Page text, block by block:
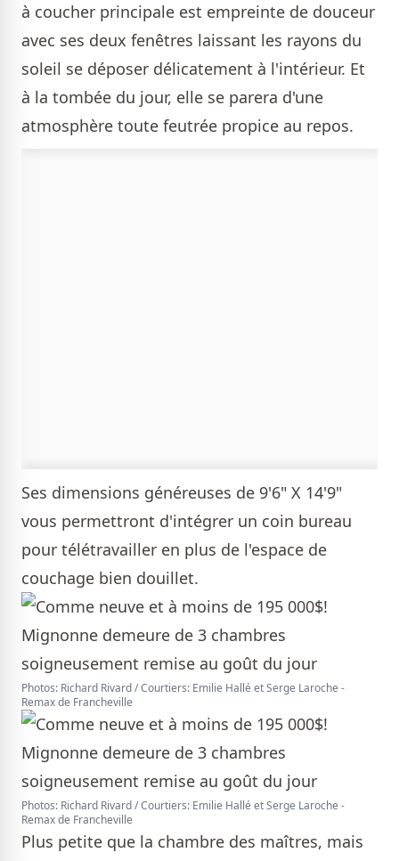
à coucher principale est empreinte de douceur
avec ses deux fenêtres laissant les rayons du
soleil se déposer délicatement à l'intérieur. Et
à la tombée du jour, elle se parera d'une
atmosphère toute feutrée propice au repos.
Ses dimensions généreuses de 9'6" X 14'9"
vous permettront d'intégrer un coin bureau
pour télétravailler en plus de l'espace de
couchage bien douillet.
Photos: Richard Rivard / Courtiers: Emilie Hallé et Serge Laroche -
Remax de Francheville
Photos: Richard Rivard / Courtiers: Emilie Hallé et Serge Laroche -
Remax de Francheville
Plus petite que la chambre des maîtres, mais